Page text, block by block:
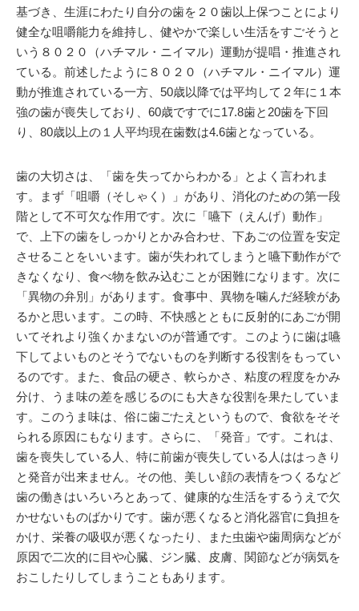
基づき、生涯にわたり自分の歯を２０歯以上保つことにより
健全な咀嚼能力を維持し、健やかで楽しい生活をすごそうと
いう８０２０（ハチマル・ニイマル）運動が提唱・推進され
ている。前述したように８０２０（ハチマル・ニイマル）運
動が推進されている一方、50歳以降では平均して２年に１本
強の歯が喪失しており、60歳ですでに17.8歯と20歯を下回
り、80歳以上の１人平均現在歯数は4.6歯となっている。
歯の大切さは、「歯を失ってからわかる」とよく言われま
す。まず「咀嚼（そしゃく）」があり、消化のための第一段
階として不可欠な作用です。次に「嚥下（えんげ）動作」
で、上下の歯をしっかりとかみ合わせ、下あごの位置を安定
させることをいいます。歯が失われてしまうと嚥下動作がで
きなくなり、食べ物を飲み込むことが困難になります。次に
「異物の弁別」があります。食事中、異物を噛んだ経験があ
るかと思います。この時、不快感とともに反射的にあごが開
いてそれより強くかまないのが普通です。このように歯は嚥
下してよいものとそうでないものを判断する役割をもってい
るのです。また、食品の硬さ、軟らかさ、粘度の程度をかみ
分け、うま味の差を感じるのにも大きな役割を果たしていま
す。このうま味は、俗に歯ごたえというもので、食欲をそそ
られる原因にもなります。さらに、「発音」です。これは、
歯を喪失している人、特に前歯が喪失している人ははっきり
と発音が出来ません。その他、美しい顔の表情をつくるなど
歯の働きはいろいろとあって、健康的な生活をするうえで欠
かせないものばかりです。歯が悪くなると消化器官に負担を
かけ、栄養の吸収が悪くなったり、また虫歯や歯周病などが
原因で二次的に目や心臓、ジン臓、皮膚、関節などが病気を
おこしたりしてしまうこともあります。